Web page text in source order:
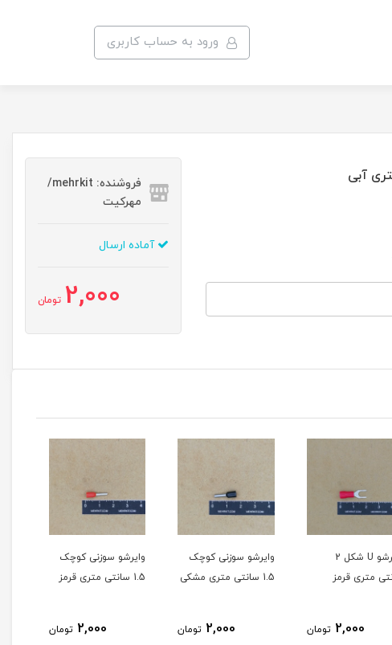
ورود به حساب کاربری
فروشنده: mehrkit/
مهرکیت
آماده ارسال
2,000 تومان
وایرشو سوزنی کوچک
1.5 سانتی متری مشکی
2,000 تومان
وایرشو سوزنی کوچک
1.5 سانتی متری قرمز
2,000 تومان
وایرشو بین راهی آبی
2.5 سانتی متری